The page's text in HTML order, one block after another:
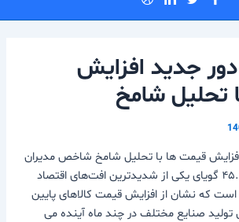
جدید افزایش
تحلیل شامخ
قیمت ها با تحلیل شامخ شاخص مدیران
خرید (PMI) با عدد ۴۵.۵ گویای یکی از شدیدترین افت‌های اقتصاد
گذشته است که نشان از افزایش قیمت کالاهای پایین
صنایع مختلف در چند ماه آینده می